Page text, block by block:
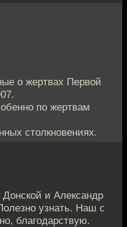
о жертвах Первой
по жертвам
столкновениях.
и Александр
узнать. Наш с
благодарствую.